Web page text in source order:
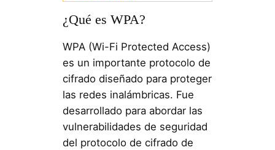
¿Qué es WPA?
WPA (Wi-Fi Protected Access)
es un importante protocolo de
cifrado diseñado para proteger
las redes inalámbricas. Fue
desarrollado para abordar las
vulnerabilidades de seguridad
del protocolo de cifrado de